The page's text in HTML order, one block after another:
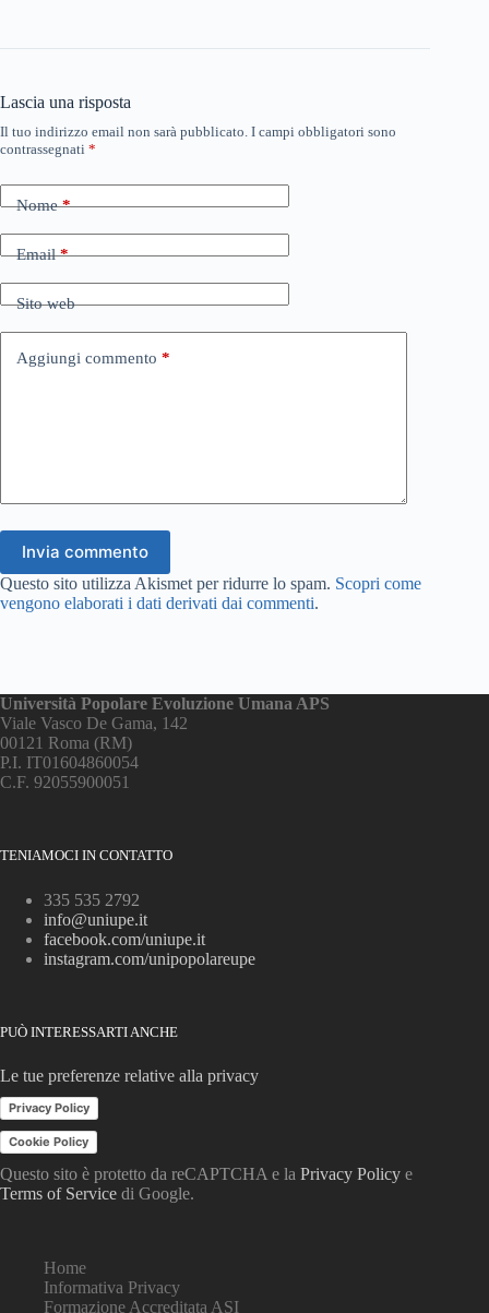
Lascia una risposta
Il tuo indirizzo email non sarà pubblicato. I campi obbligatori sono
contrassegnati *
Nome*
Email*
Sito web
Aggiungi commento *
Invia commento
Questo sito utilizza Akismet per ridurre lo spam. Scopri come
vengono elaborati i dati derivati dai commenti.
Università Popolare Evoluzione Umana APS
Viale Vasco De Gama, 142
00121 Roma (RM)
P.I. IT01604860054
C.F. 92055900051
TENIAMOCI IN CONTATTO
335 535 2792
info@uniupe.it
facebook.com/uniupe.it
instagram.com/unipopolareupe
PUÒ INTERESSARTI ANCHE
Le tue preferenze relative alla privacy
Privacy Policy
Cookie Policy
Questo sito è protetto da reCAPTCHA e la Privacy Policy e
Terms of Service di Google.
Home
Informativa Privacy
Formazione Accreditata ASI